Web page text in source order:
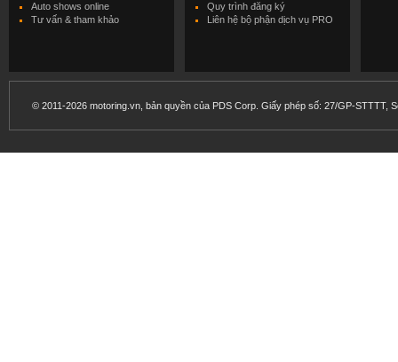
Auto shows online
Tư vấn & tham khảo
Quy trình đăng ký
Liên hệ bộ phận dịch vụ PRO
© 2011-2026 motoring.vn, bản quyền của PDS Corp. Giấy phép số: 27/GP-STTTT,